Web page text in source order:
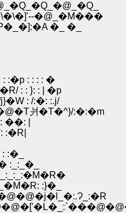
�@_�M���
�_ �_
: : : : �
: : }: : | �p
: /:�: :.j/
爿�T�^}/:�:�m
��: |
:�R|
:�_
:}�_